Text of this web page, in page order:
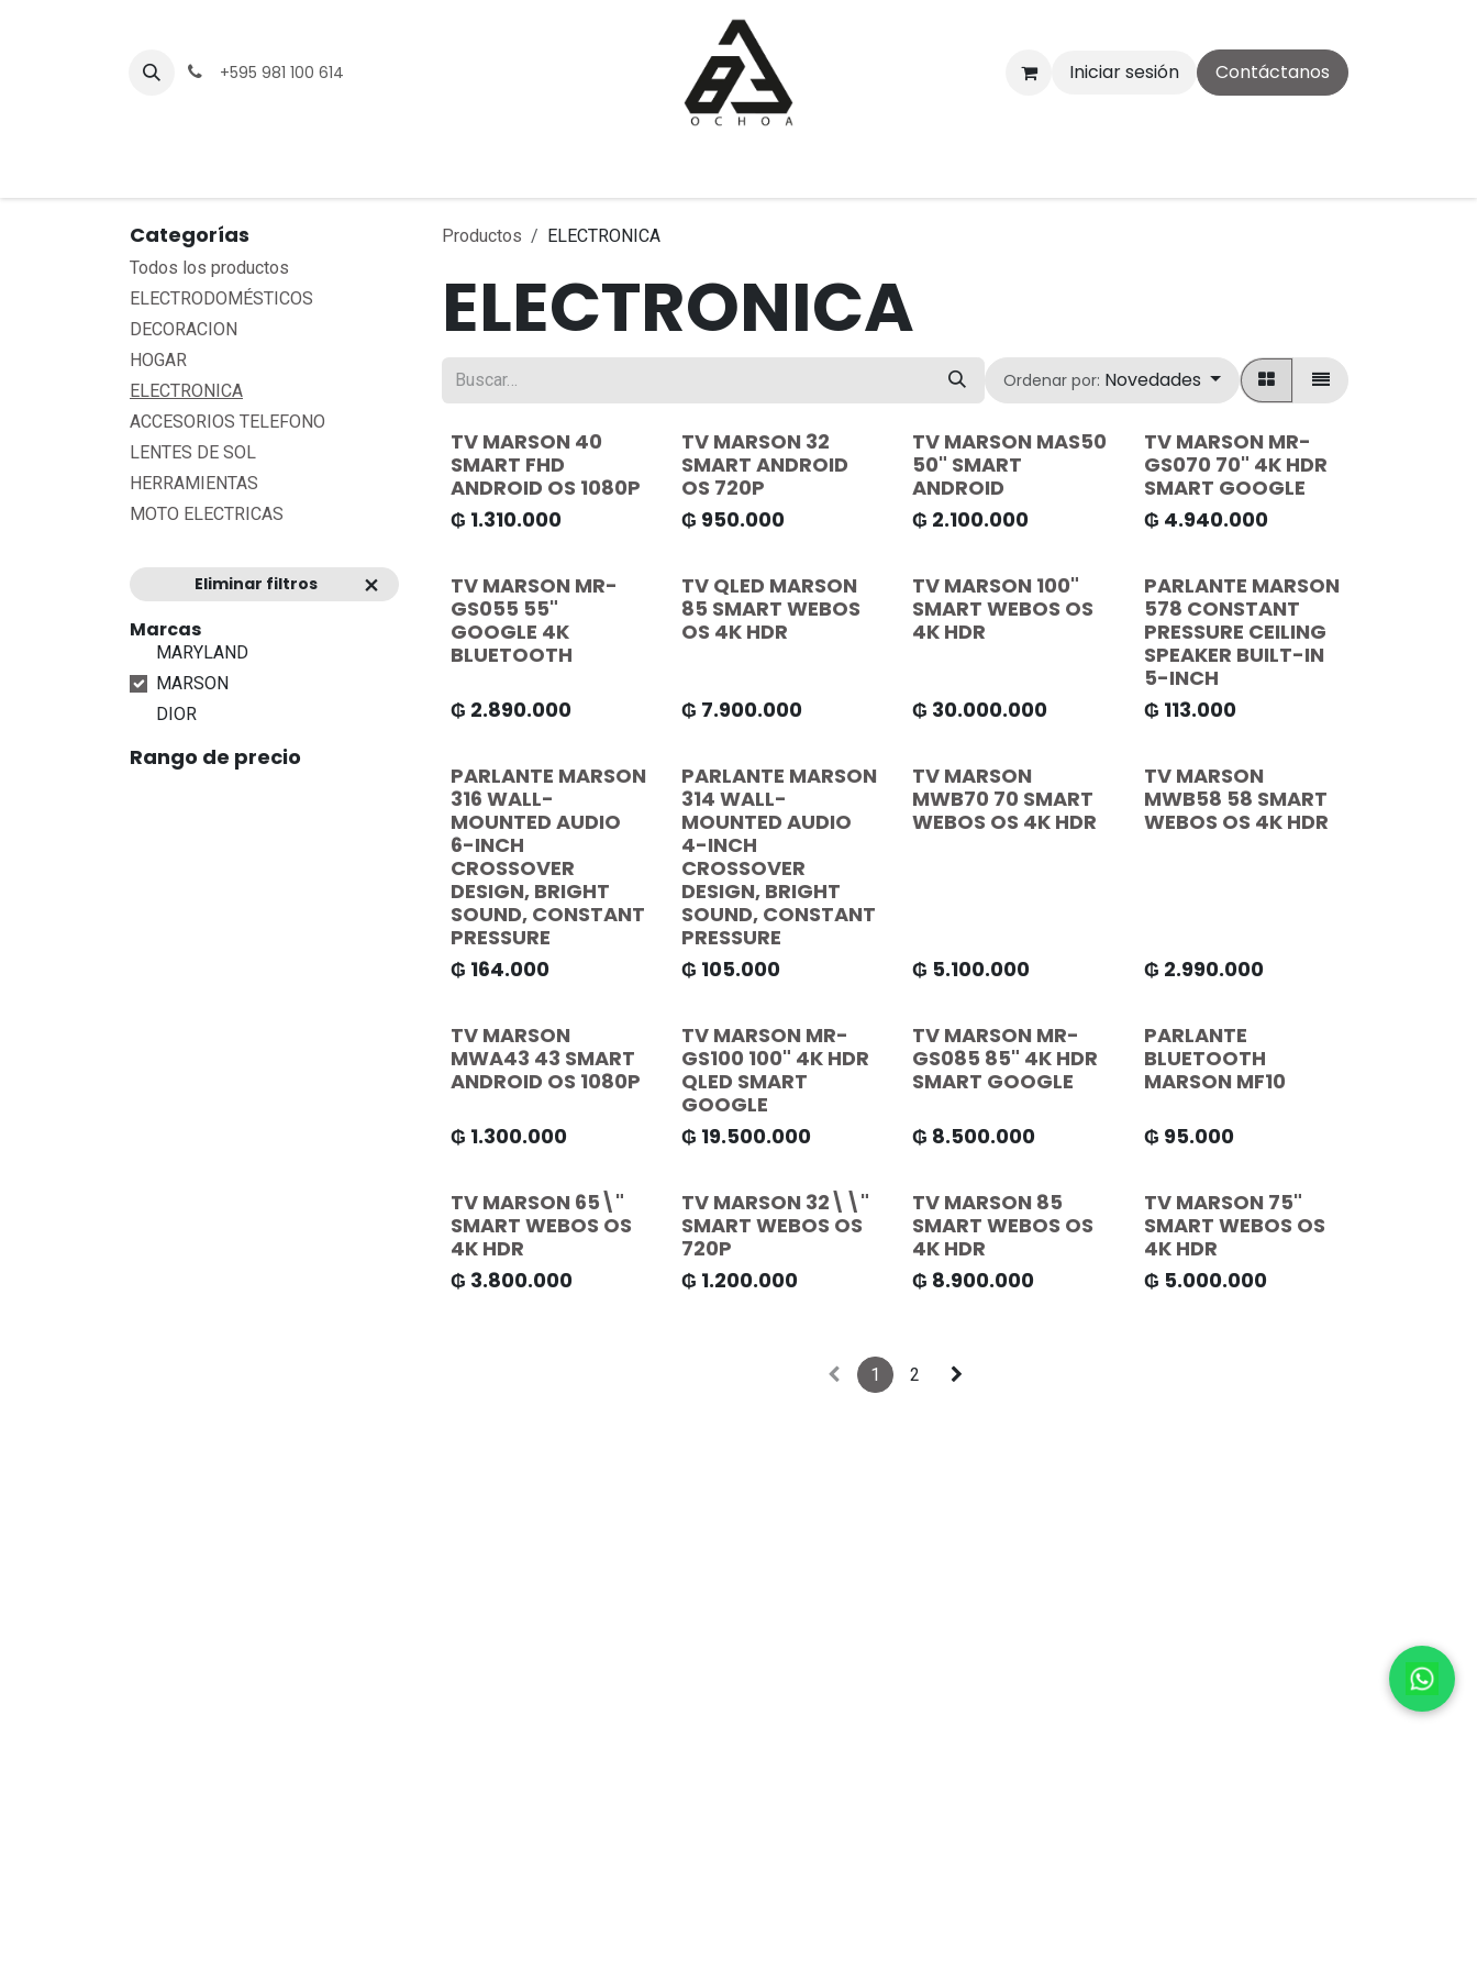
+595 981 100 614 Iniciar sesión Contáctanos
Categorías
Todos los productos
ELECTRODOMÉSTICOS
DECORACION
HOGAR
ELECTRONICA
ACCESORIOS TELEFONO
LENTES DE SOL
HERRAMIENTAS
MOTO ELECTRICAS
Eliminar filtros
Marcas
MARYLAND
MARSON
DIOR
Rango de precio
Productos ELECTRONICA
ELECTRONICA
Ordenar por: Novedades
TV MARSON 40
SMART FHD
ANDROID OS 1080P
₲ 1.310.000
TV MARSON 32
SMART ANDROID
OS 720P
₲ 950.000
TV MARSON MAS50
50" SMART
ANDROID
₲ 2.100.000
TV MARSON MR-
GS070 70" 4K HDR
SMART GOOGLE
₲ 4.940.000
TV MARSON MR-
GS055 55"
GOOGLE 4K
BLUETOOTH
₲ 2.890.000
TV QLED MARSON
85 SMART WEBOS
OS 4K HDR
₲ 7.900.000
TV MARSON 100"
SMART WEBOS OS
4K HDR
₲ 30.000.000
PARLANTE MARSON
578 CONSTANT
PRESSURE CEILING
SPEAKER BUILT-IN
5-INCH
₲ 113.000
PARLANTE MARSON
316 WALL-
MOUNTED AUDIO
6-INCH
CROSSOVER
DESIGN, BRIGHT
SOUND, CONSTANT
PRESSURE
₲ 164.000
PARLANTE MARSON
314 WALL-
MOUNTED AUDIO
4-INCH
CROSSOVER
DESIGN, BRIGHT
SOUND, CONSTANT
PRESSURE
₲ 105.000
TV MARSON
MWB70 70 SMART
WEBOS OS 4K HDR
₲ 5.100.000
TV MARSON
MWB58 58 SMART
WEBOS OS 4K HDR
₲ 2.990.000
TV MARSON
MWA43 43 SMART
ANDROID OS 1080P
₲ 1.300.000
TV MARSON MR-
GS100 100" 4K HDR
QLED SMART
GOOGLE
₲ 19.500.000
TV MARSON MR-
GS085 85" 4K HDR
SMART GOOGLE
₲ 8.500.000
PARLANTE
BLUETOOTH
MARSON MF10
₲ 95.000
TV MARSON 65\"
SMART WEBOS OS
4K HDR
₲ 3.800.000
TV MARSON 32\\"
SMART WEBOS OS
720P
₲ 1.200.000
TV MARSON 85
SMART WEBOS OS
4K HDR
₲ 8.900.000
TV MARSON 75"
SMART WEBOS OS
4K HDR
₲ 5.000.000
1 2